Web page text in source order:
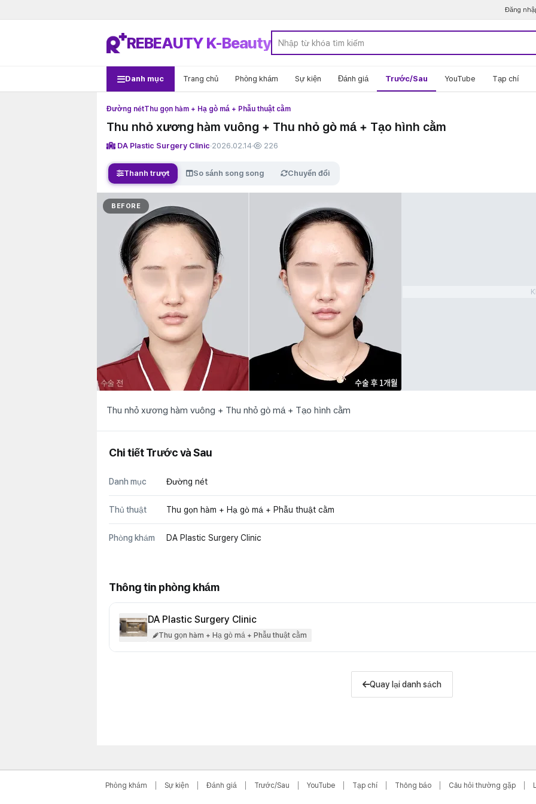
Đăng
REBEAUTY K-Beauty
Danh mục Trang chủ Phòng khám Sự kiện Đánh giá Trước/Sau YouTube Tạp chí
Đường nétThu gọn hàm + Hạ gò má + Phẫu thuật cằm
Thu nhỏ xương hàm vuông + Thu nhỏ gò má + Tạo hình cằm
DA Plastic Surgery Clinic·2026.02.14· 226
Thanh trượt So sánh song song Chuyển đổi
BEFORE
Thu nhỏ xương hàm vuông + Thu nhỏ gò má + Tạo hình cằm
Chi tiết Trước và Sau
Danh mục Đường nét
Thủ thuật Thu gọn hàm + Hạ gò má + Phẫu thuật cằm
Phòng khám DA Plastic Surgery Clinic
Thông tin phòng khám
DA Plastic Surgery Clinic
Thu gọn hàm + Hạ gò má + Phẫu thuật cằm
Quay lại danh sách
Phòng khám Sự kiện Đánh giá Trước/Sau YouTube Tạp chí Thông báo Câu hỏi thường gặp